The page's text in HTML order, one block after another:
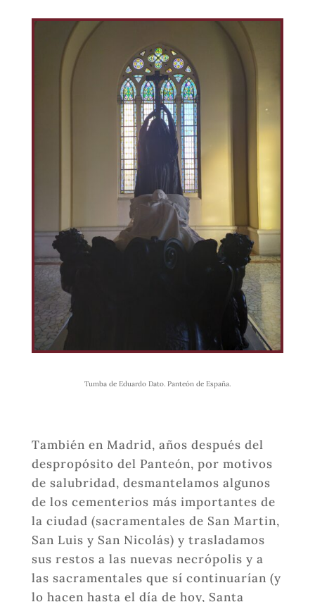
Tumba de Eduardo Dato. Panteón de España.
También en Madrid, años después del
despropósito del Panteón, por motivos
de salubridad, desmantelamos algunos
de los cementerios más importantes de
la ciudad (sacramentales de San Martin,
San Luis y San Nicolás) y trasladamos
sus restos a las nuevas necrópolis y a
las sacramentales que sí continuarían (y
lo hacen hasta el día de hoy, Santa